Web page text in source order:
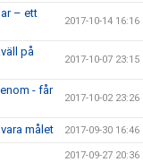
– ett
2017-10-14 16:16
på
2017-10-07 23:15
- får
2017-10-02 23:26
målet 2017-09-30 16:46
2017-09-27 20:36